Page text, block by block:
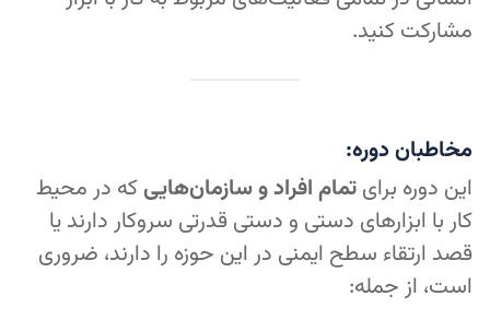
مشارکت کنید.
مخاطبان دوره:
این دوره برایتمام افراد و سازمان‌هاییکه در محیط
کار با ابزارهای دستی و دستی قدرتی سروکار دارند یا
قصد ارتقاء سطح ایمنی در این حوزه را دارند، ضروری
است، از جمله: